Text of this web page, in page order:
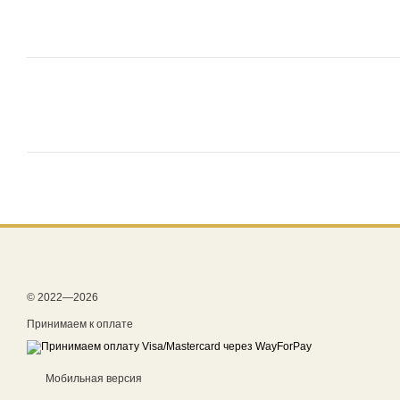
© 2022—2026
Принимаем к оплате
Мобильная версия